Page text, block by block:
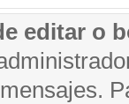
editar o